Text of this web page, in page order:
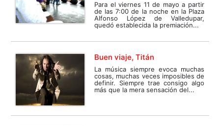
Para el viernes 11 de mayo a partir
de las 7:00 de la noche en la Plaza
Alfonso López de Valledupar,
quedó establecida la premiación...
Buen viaje, Titán
La música siempre evoca muchas
cosas, muchas veces imposibles de
definir. Siempre trae consigo algo
más que la mera sensación del...